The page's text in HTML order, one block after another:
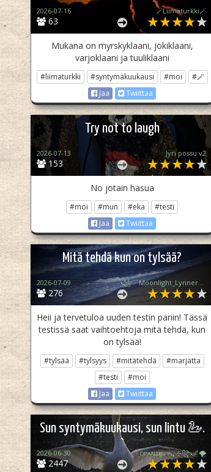
63
2026-07-16 🪄Liimaturkki🪄
Mukana on myrskyklaani, jokiklaani,
varjoklaani ja tuuliklaani
#liimaturkki #syntymäkuukausi #moi
#🪄
Jaa
Twiittaa
Try not to laugh
153
2026-07-13 Jyri possu v2
No jotain hasua
#moi #mun #eka
#testi
Jaa
Twiittaa
Mitä tehdä kun on tylsää?
276
2026-07-09 ꧁♡ Moonlight_Lynner_Lover ♡꧂
Heii ja tervetuloa uuden testin pariin! Tässä
testissä saat vaihtoehtoja mitä tehdä, kun
on tylsää!
#tylsää #tylsyys #mitätehdä
#marjatta
#testi
#moi
Jaa
Twiittaa
Sun syntymäkuukausi, sun lintu 🦢.
`
2447
2026-06-30 ᴏᴘᴀᴀʟɪӄᴜᴜᯓ₊ ⊹꧂🌌🌪